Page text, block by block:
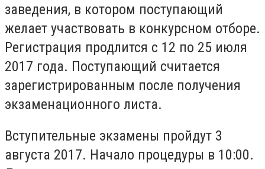
заведения, в котором поступающий
желает участвовать в конкурсном отборе.
Регистрация продлится с 12 по 25 июля
2017 года. Поступающий считается
зарегистрированным после получения
экзаменационного листа.
Вступительные экзамены пройдут 3
августа 2017. Начало процедуры в 10:00.